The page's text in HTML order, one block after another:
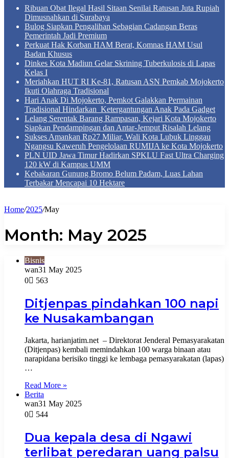
Ribuan Obat Ilegal Hasil Sitaan Senilai Ratusan Juta Rupiah
Dimusnahkan di Surabaya
Bulog Siapkan Pengalihan Sebagian Cadangan Beras
Pemerintah Jadi Premium
Perkuat Hak Korban HAM Berat, Komnas HAM Usul
Badan Khusus
Dinkes Kota Madiun Gelar Skrining Tuberkulosis di Lapas
Kelas I
Meriahkan HUT RI Ke-81, Ratusan ASN Pemkab Mojokerto
Ikuti Olahraga Tradisional
Hari Anak Di Mojokerto, Pemkot Galakkan Permainan
Tradisional Hindarkan Ketergantungan Anak Pada Gadget
Lelang Serentak Barang Rampasan, Kejari Kota Mojokerto
Siapkan Pendampingan dan Antar-Jemput Risalah Lelang
Sukses Amankan Rp27 Miliar, Wali Kota Lubuk Linggau
Ngangsu Kaweruh Pengelolaan RUMIJA ke Kota Mojokerto
PLN UID Jawa Timur Hadirkan SPKLU Fast Ultra Charging
120 kW di Kampus UMM
Kebakaran Gunung Bromo Belum Padam, Luas Lahan
Terbakar Mencapai 10 Hektare
Home/2025/May
Month: May 2025
Bisnis
wan31 May 2025
0
563
Ditjenpas pindahkan 100 napi
ke Nusakambangan
Jakarta, harianjatim.net – Direktorat Jenderal Pemasyarakatan
(Ditjenpas) kembali memindahkan 100 warga binaan atau
narapidana berisiko tinggi ke lembaga pemasyarakatan (lapas)
…
Read More »
Berita
wan31 May 2025
0
544
Dua kepala desa di Ngawi
terlibat peredaran uang palsu